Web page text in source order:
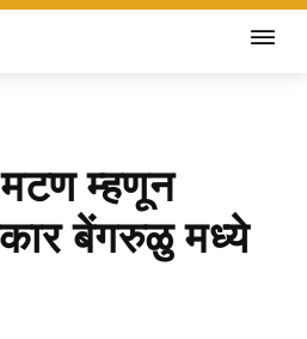
म्हणून
बेंगरुळु मध्ये